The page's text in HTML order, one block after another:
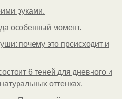
руками.
особенный момент.
почему это происходит и
6 теней для дневного и
оттенках.